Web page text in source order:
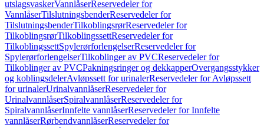
utslagsvaskerVannlåserReservedeler for
VannlåserTilslutningsbenderReservedeler for
TilslutningsbenderTilkoblingsrørReservedeler for
TilkoblingsrørTilkoblingssettReservedeler for
TilkoblingssettSpylerørforlengelserReservedeler for
SpylerørforlengelserTilkoblinger av PVCReservedeler for
Tilkoblinger av PVCPakningsringer og dekkapperOvergangsstykker
og koblingsdelerAvløpssett for urinalerReservedeler for Avløpssett
for urinalerUrinalvannlåserReservedeler for
UrinalvannlåserSpiralvannlåserReservedeler for
SpiralvannlåserInnfelte vannlåserReservedeler for Innfelte
vannlåserRørbendvannlåserReservedeler for